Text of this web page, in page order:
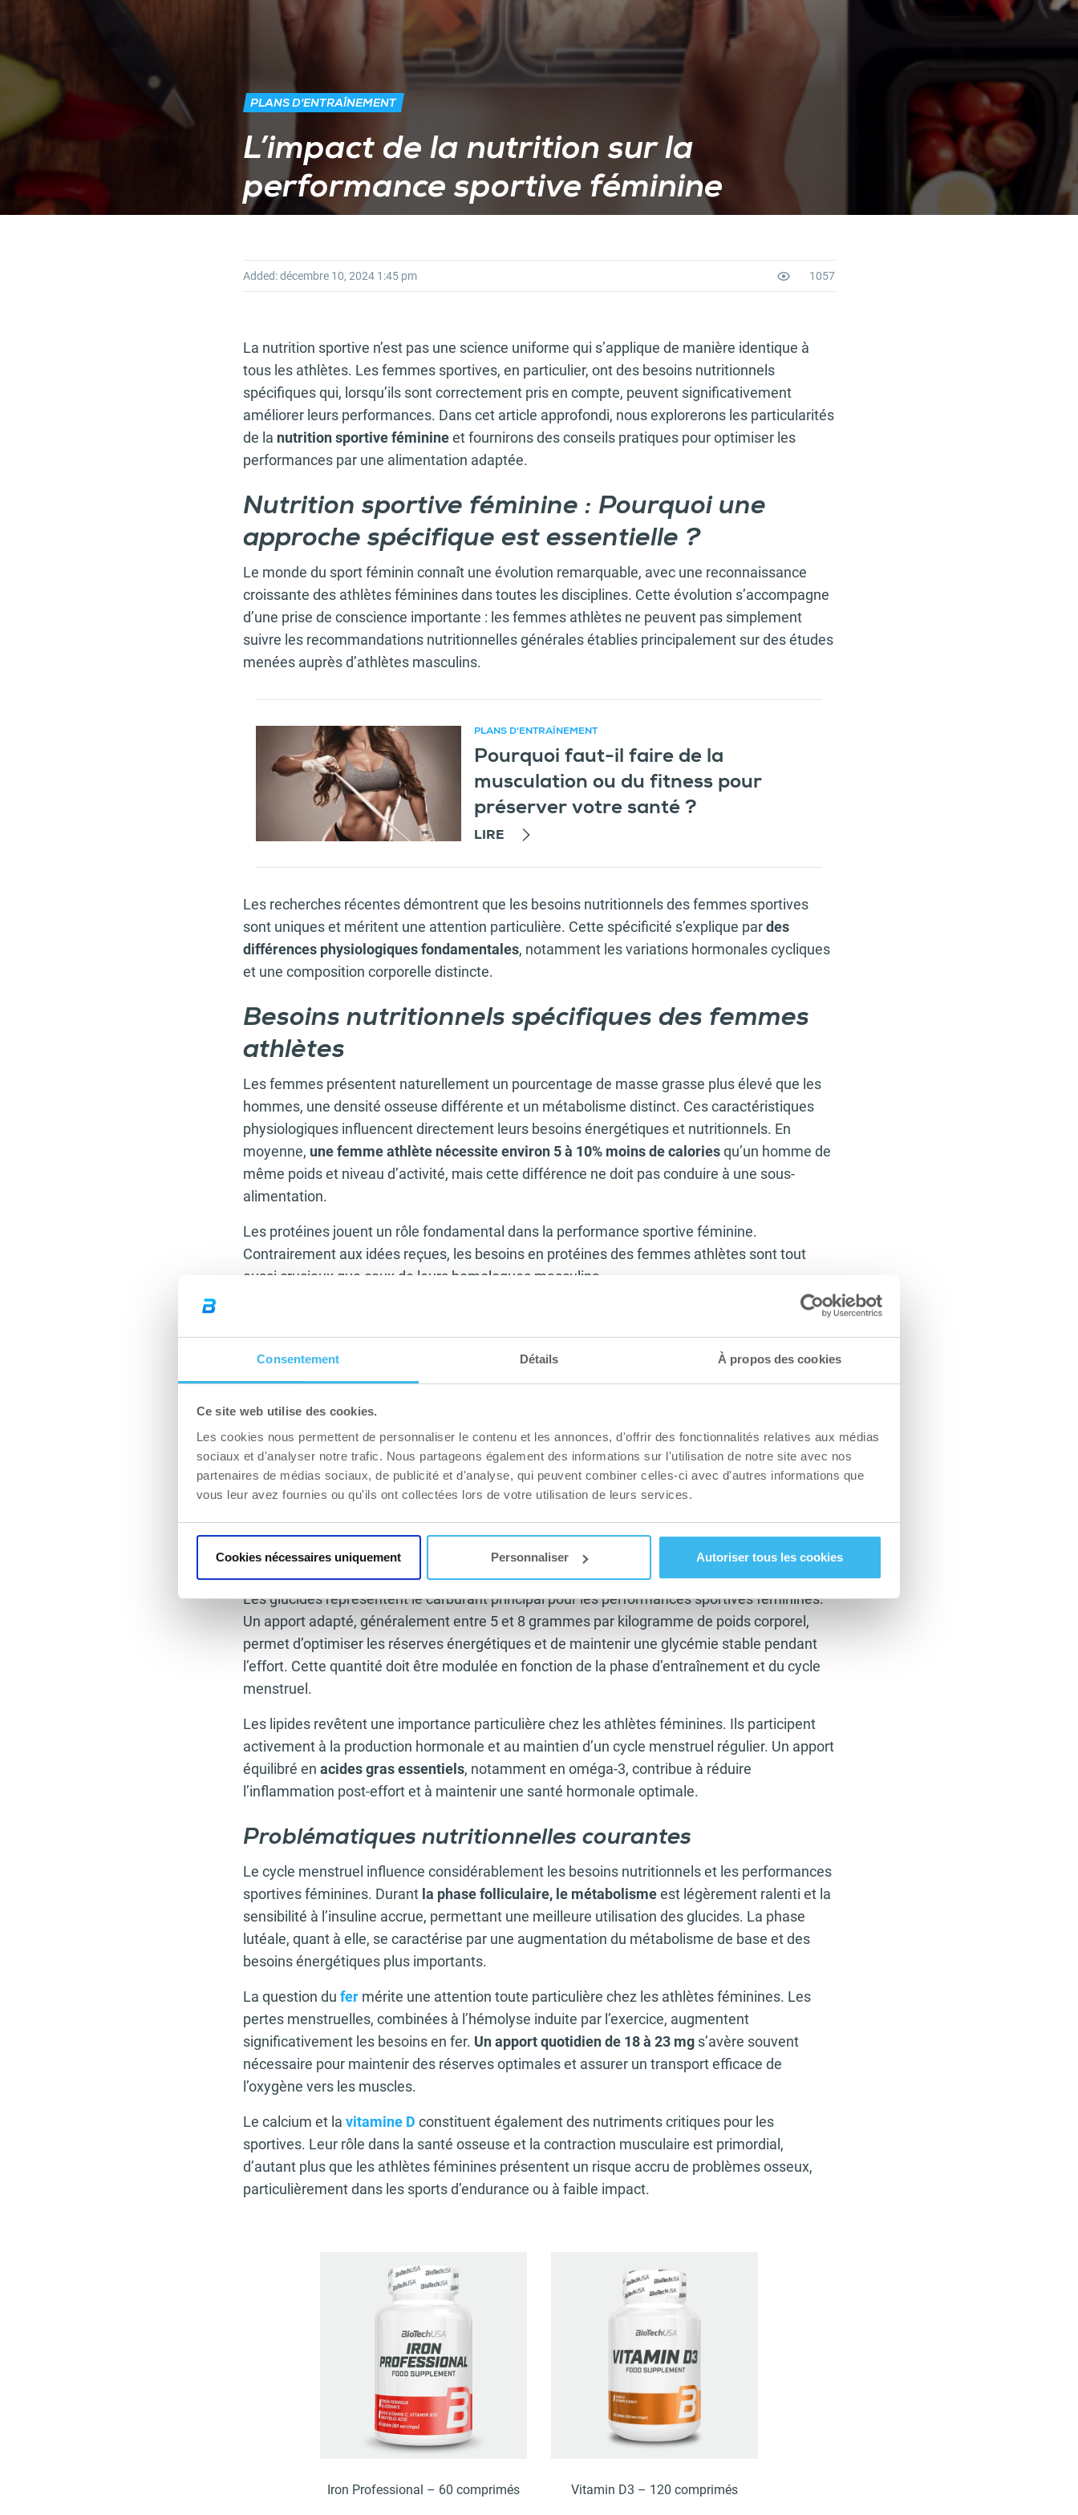
Consentement Détails À propos des cookies
Ce site web utilise des cookies.
Les cookies nous permettent de personnaliser le contenu et les annonces, d'offrir des fonctionnalités relatives aux médias
sociaux et d'analyser notre trafic. Nous partageons également des informations sur l'utilisation de notre site avec nos
partenaires de médias sociaux, de publicité et d'analyse, qui peuvent combiner celles-ci avec d'autres informations que
vous leur avez fournies ou qu'ils ont collectées lors de votre utilisation de leurs services.
Cookies nécessaires uniquement Personnaliser Autoriser tous les cookies
PLANS D'ENTRAÎNEMENT
L’impact de la nutrition sur la
performance sportive féminine
Added:décembre 10, 2024 1:45 pm 1057
La nutrition sportive n’est pas une science uniforme qui s’applique de manière identique à
tous les athlètes. Les femmes sportives, en particulier, ont des besoins nutritionnels
spécifiques qui, lorsqu’ils sont correctement pris en compte, peuvent significativement
améliorer leurs performances. Dans cet article approfondi, nous explorerons les particularités
de la nutrition sportive féminineet fournirons des conseils pratiques pour optimiser les
performances par une alimentation adaptée.
Nutrition sportive féminine : Pourquoi une
approche spécifique est essentielle ?
Le monde du sport féminin connaît une évolution remarquable, avec une reconnaissance
croissante des athlètes féminines dans toutes les disciplines. Cette évolution s’accompagne
d’une prise de conscience importante : les femmes athlètes ne peuvent pas simplement
suivre les recommandations nutritionnelles générales établies principalement sur des études
menées auprès d’athlètes masculins.
Article recommandé
PLANS D'ENTRAÎNEMENT
Pourquoi faut-il faire de la
musculation ou du fitness pour
préserver votre santé ?
LIRE
Les recherches récentes démontrent que les besoins nutritionnels des femmes sportives
sont uniques et méritent une attention particulière. Cette spécificité s’explique pardes
différences physiologiques fondamentales, notamment les variations hormonales cycliques
et une composition corporelle distincte.
Besoins nutritionnels spécifiques des femmes
athlètes
Les femmes présentent naturellement un pourcentage de masse grasse plus élevé que les
hommes, une densité osseuse différente et un métabolisme distinct. Ces caractéristiques
physiologiques influencent directement leurs besoins énergétiques et nutritionnels. En
moyenne, une femme athlète nécessite environ 5 à 10% moins de caloriesqu’un homme de
même poids et niveau d’activité, mais cette différence ne doit pas conduire à une sous-
alimentation.
Les protéines jouent un rôle fondamental dans la performance sportive féminine.
Contrairement aux idées reçues, les besoins en protéines des femmes athlètes sont tout
aussi cruciaux que ceux de leurs homologues masculins.
Article recommandé
Le rôle des protéines dans la perte
LIRE
Un apport quotidien entre 1,4 et 2,0 grammes par kilogramme de poidscorporel s’avère
nécessaire pour soutenir la récupération musculaire, maintenir la masse maigre et renforcer
le système immunitaire.
Les glucides représentent le carburant principal pour les performances sportives féminines.
Un apport adapté, généralement entre 5 et 8 grammes par kilogramme de poids corporel,
permet d’optimiser les réserves énergétiques et de maintenir une glycémie stable pendant
l’effort. Cette quantité doit être modulée en fonction de la phase d’entraînement et du cycle
menstruel.
Les lipides revêtent une importance particulière chez les athlètes féminines. Ils participent
activement à la production hormonale et au maintien d’un cycle menstruel régulier. Un apport
équilibré en acides gras essentiels, notamment en oméga-3, contribue à réduire
l’inflammation post-effort et à maintenir une santé hormonale optimale.
Problématiques nutritionnelles courantes
Le cycle menstruel influence considérablement les besoins nutritionnels et les performances
sportives féminines. Durant la phase folliculaire, le métabolismeest légèrement ralenti et la
sensibilité à l’insuline accrue, permettant une meilleure utilisation des glucides. La phase
lutéale, quant à elle, se caractérise par une augmentation du métabolisme de base et des
besoins énergétiques plus importants.
La question du fer mérite une attention toute particulière chez les athlètes féminines. Les
pertes menstruelles, combinées à l’hémolyse induite par l’exercice, augmentent
significativement les besoins en fer. Un apport quotidien de 18 à 23 mg s’avère souvent
nécessaire pour maintenir des réserves optimales et assurer un transport efficace de
l’oxygène vers les muscles.
Le calcium et la vitamine D constituent également des nutriments critiques pour les
sportives. Leur rôle dans la santé osseuse et la contraction musculaire est primordial,
d’autant plus que les athlètes féminines présentent un risque accru de problèmes osseux,
particulièrement dans les sports d’endurance ou à faible impact.
Iron Professional – 60 comprimés Vitamin D3 – 120 comprimés